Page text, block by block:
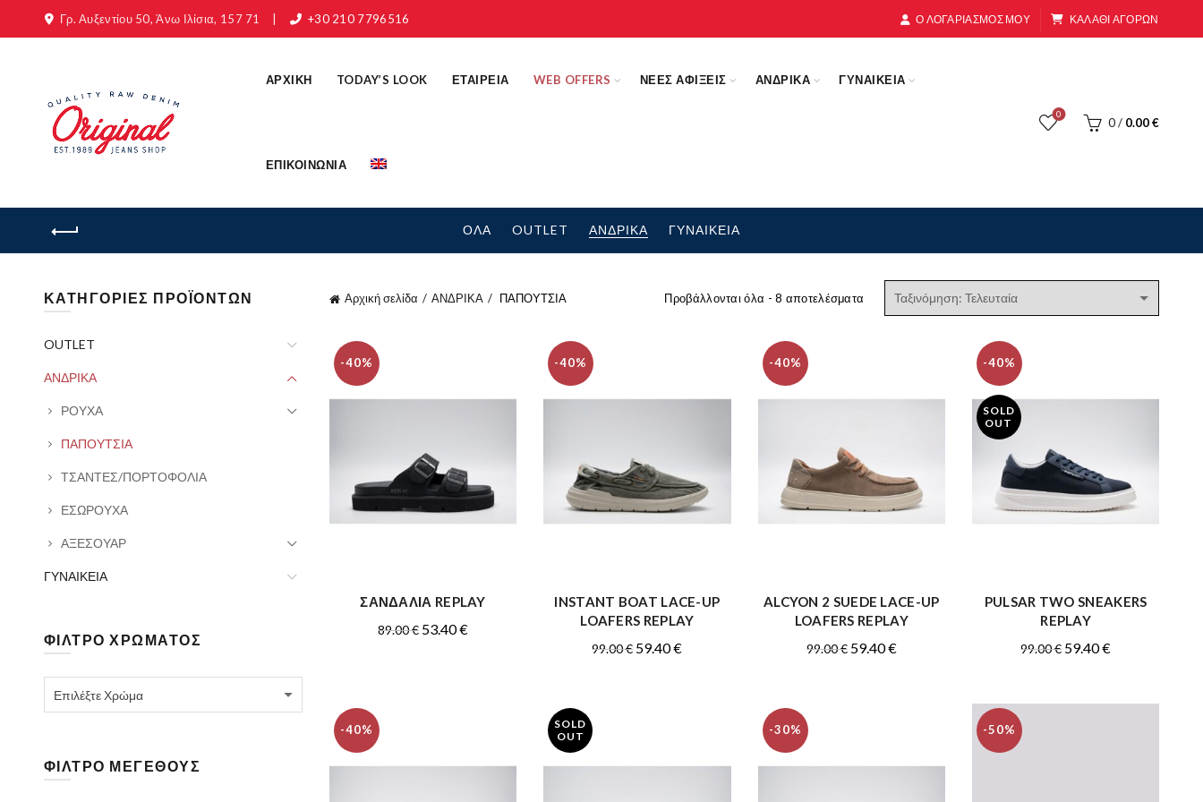
Γρ. Αυξεντίου 50, Άνω Ιλίσια, 157 71 +30 210 7796516 Ο ΛΟΓΑΡΙΑΣΜΟΣ ΜΟΥ ΚΑΛΑΘΙ ΑΓΟΡΩΝ
ΑΡΧΙΚΗ TODAY’S LOOK ΕΤΑΙΡΕΙΑ WEB OFFERS ΝΕΕΣ ΑΦΙΞΕΙΣ ΑΝΔΡΙΚΑ ΓΥΝΑΙΚΕΙΑ
ΕΠΙΚΟΙΝΩΝΙΑ
0
0 / 0.00€
ΟΛΑ OUTLET ΑΝΔΡΙΚΑ ΓΥΝΑΙΚΕΙΑ
Αρχική σελίδα ΑΝΔΡΙΚΑ ΠΑΠΟΥΤΣΙΑ Προβάλλονται όλα - 8 αποτελέσματα Sorted
-40%
ΑΓΟΡΑ
ΣΑΝΔΑΛΙΑ REPLAY
89.00€ Original
53.40€Η
-40%
ΑΓΟΡΑ
INSTANT BOAT LACE-UP
LOAFERS REPLAY
99.00€ Original
59.40€Η
-40%
ΑΓΟΡΑ
ALCYON 2 SUEDE LACE-UP
LOAFERS REPLAY
99.00€ Original
59.40€Η
-40%
SOLD
OUT
ΑΓΟΡΑ
PULSAR TWO SNEAKERS
REPLAY
99.00€ Original
59.40€Η
-40%
SOLD
OUT
-30% -50%
ΚΑΤΗΓΟΡΙΕΣ ΠΡΟΪΟΝΤΩΝ
OUTLET
ΑΝΔΡΙΚΑ
ΡΟΥΧΑ
ΠΑΠΟΥΤΣΙΑ
ΤΣΑΝΤΕΣ/ΠΟΡΤΟΦΟΛΙΑ
ΕΣΩΡΟΥΧΑ
ΑΞΕΣΟΥΑΡ
ΓΥΝΑΙΚΕΙΑ
ΦΙΛΤΡΟ ΧΡΩΜΑΤΟΣ
Επιλέξτε Χρώμα
ΦΙΛΤΡΟ ΜΕΓΕΘΟΥΣ